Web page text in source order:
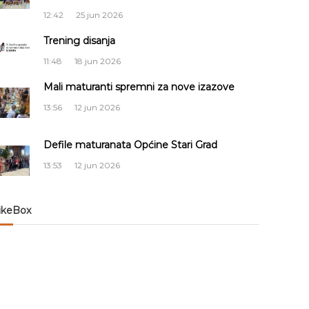
12:42 25 jun 2026
Trening disanja
11:48 18 jun 2026
Mali maturanti spremni za nove izazove
13:56 12 jun 2026
Defile maturanata Općine Stari Grad
13:53 12 jun 2026